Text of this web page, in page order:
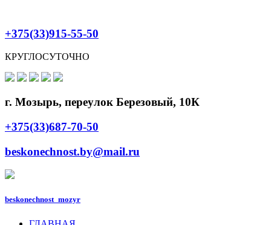
+375(33)915-55-50
КРУГЛОСУТОЧНО
г. Мозырь, переулок Березовый, 10К
+375(33)687-70-50
beskonechnost.by@mail.ru
beskonechnost_mozyr